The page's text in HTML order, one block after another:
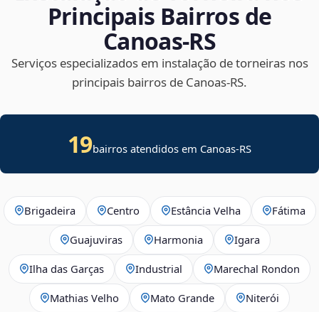
Principais Bairros de
Canoas‑RS
Serviços especializados em instalação de torneiras nos
principais bairros de Canoas‑RS.
19bairros atendidos em Canoas-RS
Brigadeira Centro Estância Velha Fátima
Guajuviras Harmonia Igara
Ilha das Garças Industrial Marechal Rondon
Mathias Velho Mato Grande Niterói